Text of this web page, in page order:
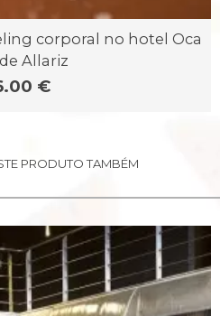
corporal no hotel Oca
Allariz
€
PRODUTO TAMBÉM